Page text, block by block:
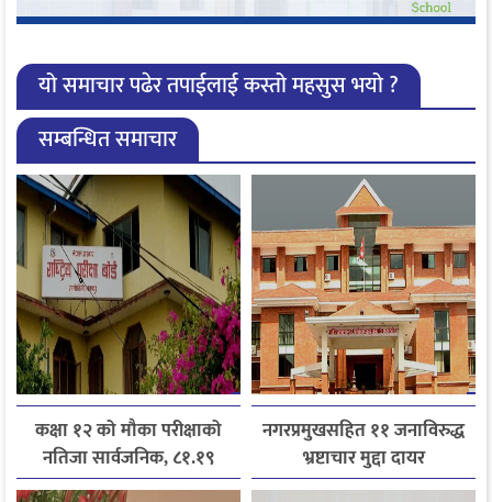
यो समाचार पढेर तपाईलाई कस्तो महसुस भयो ?
सम्बन्धित समाचार
कक्षा १२ को मौका परीक्षाको
नतिजा सार्वजनिक, ८१.१९
प्रतिशत विद्यार्थी उत्तीर्ण
नगरप्रमुखसहित ११ जनाविरुद्ध
भ्रष्टाचार मुद्दा दायर